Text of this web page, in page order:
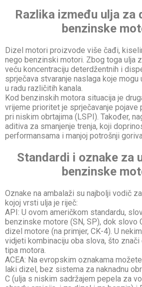
Razlika između ulja za
benzinske
Dizel motori proizvode više čađi,
nego benzinski motori. Zbog toga ulja
veću koncentraciju deterdžentnih i
sprječava stvaranje naslaga koje
u radu različitih kanala.
Kod benzinskih motora situacija je
vrijeme prioritet je sprječavanje pojave
pri niskim obrtajima (LSPI). Također,
aditiva za smanjenje trenja, koji
performansama i manjoj potrošnji goriva.
Standardi i oznake za
benzinske
Oznake na ambalaži su najbolji vodič
kojoj vrsti ulja je riječ:
API: U ovom američkom standardu,
benzinske motore (SN, SP), dok slovo
dizel motore (na primjer, CK-4). U
vidjeti kombinaciju oba slova, što znači
tipa motora.
ACEA: Na evropskim oznakama
laki dizel, bez sistema za naknadnu
C (ulja s niskim sadržajem pepela za